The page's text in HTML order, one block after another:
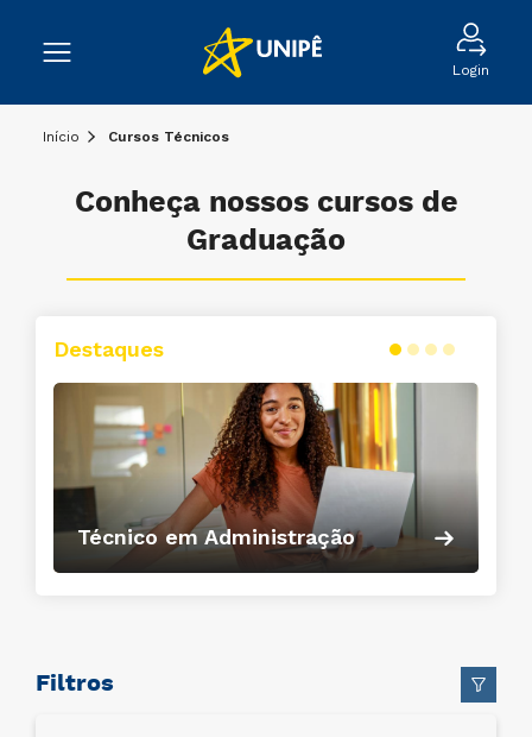
Login
Início Cursos Técnicos
Filtros
Conheça nossos cursos de
Graduação
Destaques
Técnico em Administração
Conheça o curso